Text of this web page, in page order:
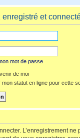
et
mot de passe
de moi
mon statut en ligne pour cette
L’enregistrement